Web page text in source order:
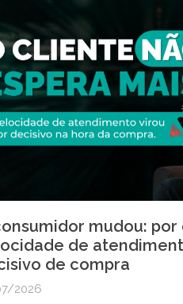
mudou: por
de
de compra
2026